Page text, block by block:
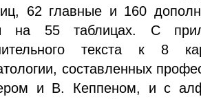
62 главные и 160
на 55 таблицах. С
текста к 8
составленных
и В. Кеппеном, и с